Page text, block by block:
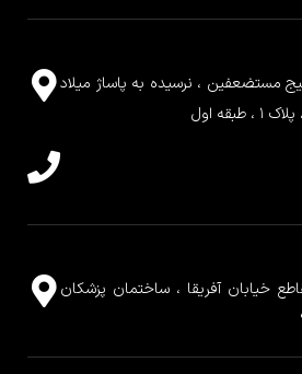
مستضعفین ، نرسیده به پاساژ میلاد
اول
خیابان آفریقا ، ساختمان پزشکان